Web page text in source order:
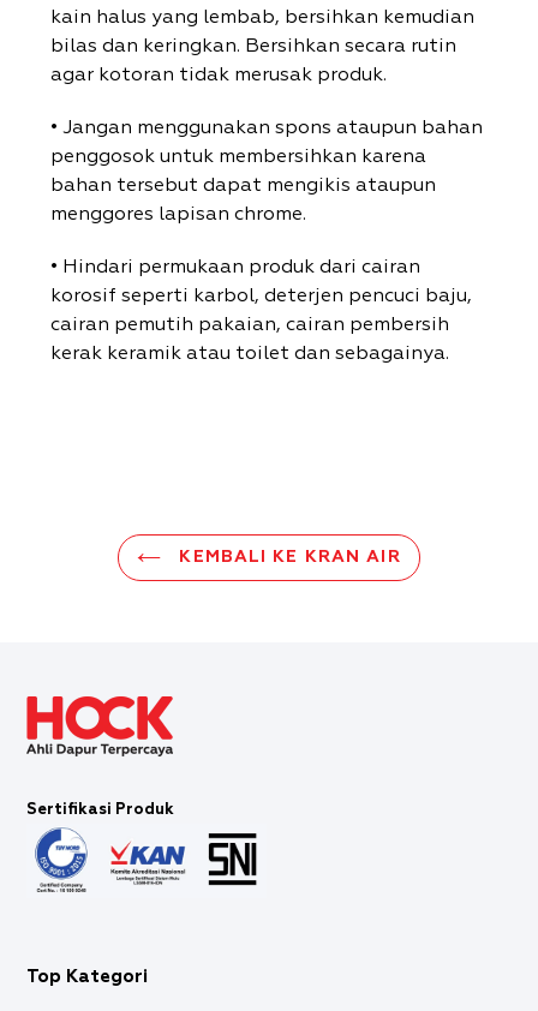
kain halus yang lembab, bersihkan kemudian
bilas dan keringkan. Bersihkan secara rutin
agar kotoran tidak merusak produk.
• Jangan menggunakan spons ataupun bahan
penggosok untuk membersihkan karena
bahan tersebut dapat mengikis ataupun
menggores lapisan chrome.
• Hindari permukaan produk dari cairan
korosif seperti karbol, deterjen pencuci baju,
cairan pemutih pakaian, cairan pembersih
kerak keramik atau toilet dan sebagainya.
KEMBALI KE KRAN AIR
Sertifikasi Produk
Top Kategori